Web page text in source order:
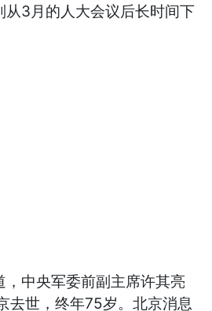
从3月的人大会议后长时间下
中央军委前副主席许其亮
去世，终年75岁。北京消息